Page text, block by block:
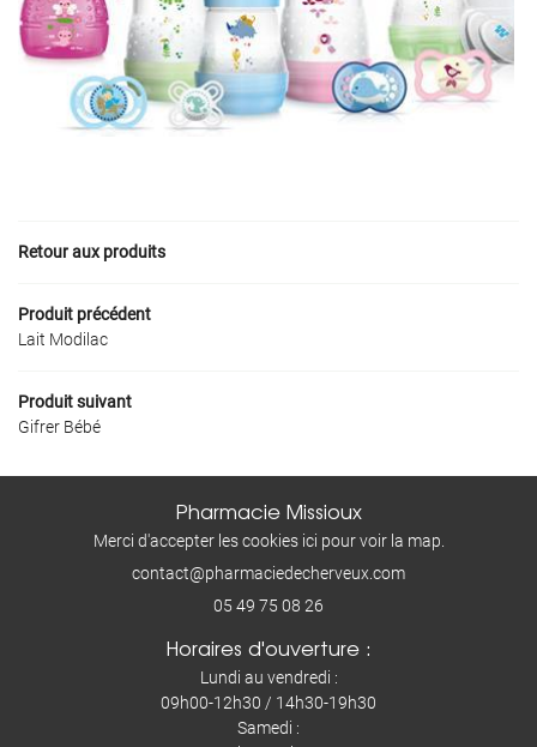
SERVICES
& ORTHOPÉDIQUE
BIEN-ÊTRE
AVIS
ACTUALITÉS
05 49 75 08
Retour aux produits
Produit précédent
Lait Modilac
Produit suivant
Gifrer Bébé
Pharmacie Missioux
Merci d'accepter les cookies ici pour voir la map.
05 49 75 08 26
Horaires d'ouverture :
Lundi au vendredi :
09h00-12h30 / 14h30-19h30
Samedi :